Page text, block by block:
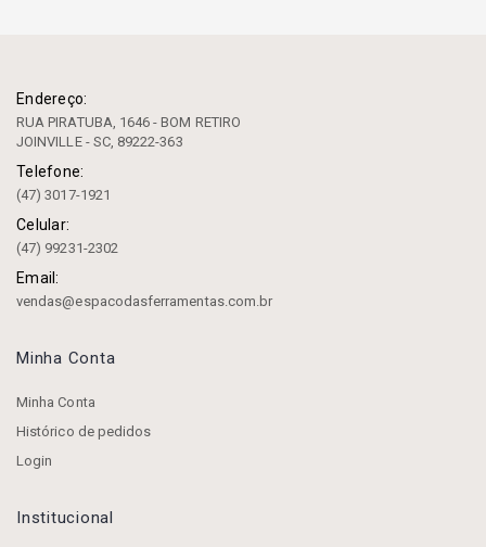
Endereço:
RUA PIRATUBA, 1646 - BOM RETIRO
JOINVILLE - SC, 89222-363
Telefone:
(47) 3017-1921
Celular:
(47) 99231-2302
Email:
vendas@espacodasferramentas.com.br
Minha Conta
Minha Conta
Histórico de pedidos
Login
Institucional